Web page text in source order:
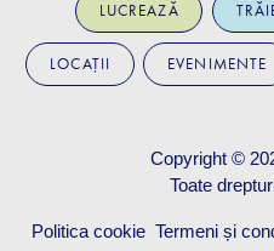
LUCREAZĂ
LOCAȚII EVENIMENTE
Copyright ©
Toate
Politica cookie Termeni și